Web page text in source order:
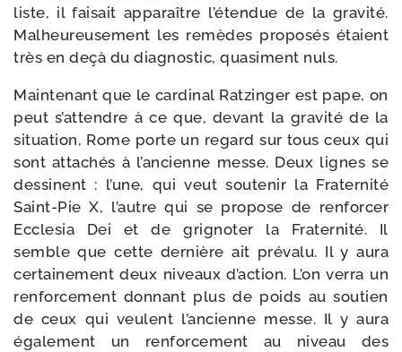
liste, il fai­sait appa­raître l’é­ten­due de la gra­vi­té.
Malheureusement les remèdes pro­po­sés étaient
très en deçà du diag­nos­tic, qua­si­ment nuls.
Maintenant que le car­di­nal Ratzinger est pape, on
peut s’at­tendre à ce que, devant la gra­vi­té de la
situa­tion, Rome porte un regard sur tous ceux qui
sont atta­chés à l’an­cienne messe. Deux lignes se
des­sinent : l’une, qui veut sou­te­nir la Fraternité
Saint-​Pie X, l’autre qui se pro­pose de ren­for­cer
Ecclesia Dei et de gri­gno­ter la Fraternité. Il
semble que cette der­nière ait pré­va­lu. Il y aura
cer­tai­ne­ment deux niveaux d’ac­tion. L’on ver­ra un
ren­for­ce­ment don­nant plus de poids au sou­tien
de ceux qui veulent l’an­cienne messe. Il y aura
éga­le­ment un ren­for­ce­ment au niveau des